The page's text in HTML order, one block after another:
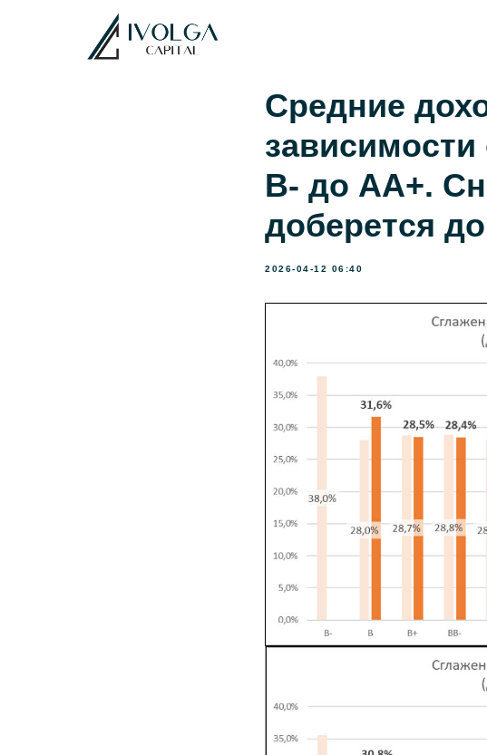
Средние
зависимости
B- до AA+.
доберется
2026-04-12 06:40